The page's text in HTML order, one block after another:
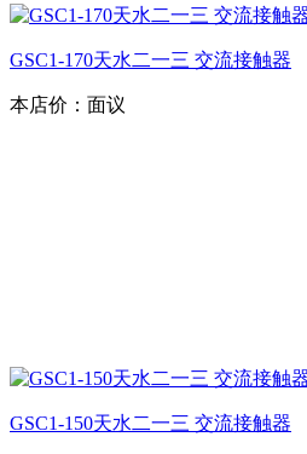
GSC1-170天水二一三 交流接触器
本店价： 面议
GSC1-150天水二一三 交流接触器